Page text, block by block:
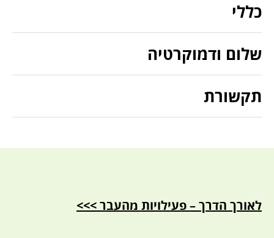
כללי
שלום ודמוקרטיה
תקשורת
לאורך הדרך – פעילויות מהעבר >>>